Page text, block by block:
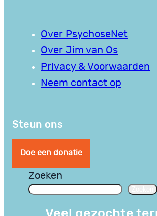
Over PsychoseNet
Over Jim van Os
Privacy & Voorwaarden
Neem contact op
Steun ons
Doe een donatie
Zoeken